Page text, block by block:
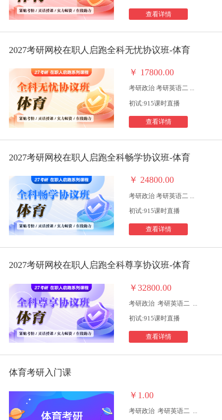
查看详情
2027考研网校在职人启跑全科无忧协议班-体育
￥ 17800.00
考研政治 考研英语二 ...
初试:915课时直播
查看详情
2027考研网校在职人启跑全科畅学协议班-体育
￥ 24800.00
考研政治 考研英语二 ...
初试:915课时直播
查看详情
2027考研网校在职人启跑全科尊享协议班-体育
￥32800.00
考研政治 考研英语二
初试:915课时直播
查看详情
体育考研入门课
￥1.00
考研政治 考研英语二 ...